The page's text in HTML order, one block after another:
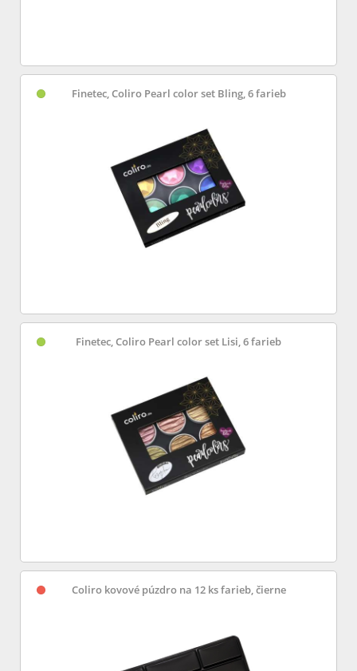
Finetec, Coliro Pearl color set Bling, 6 farieb
Finetec, Coliro Pearl color set Lisi, 6 farieb
Coliro kovové púzdro na 12 ks farieb, čierne